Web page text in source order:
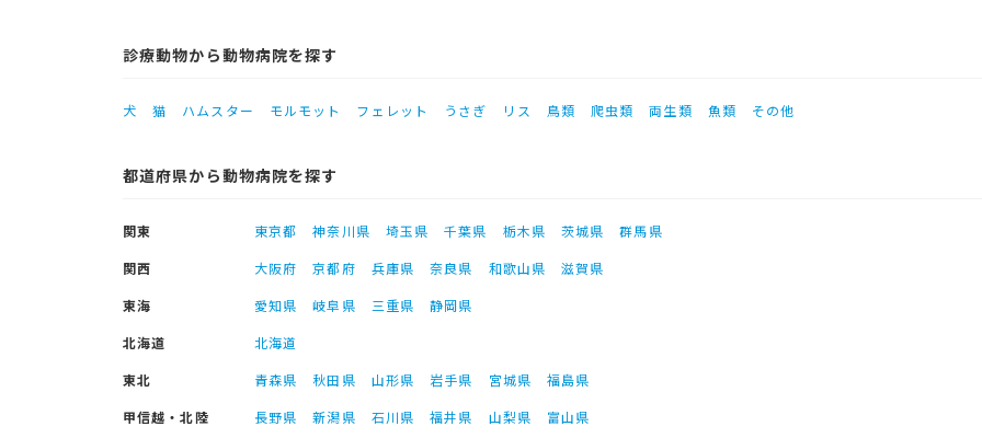
診療動物から動物病院を探す
犬 猫 ハムスター モルモット フェレット うさぎ リス 鳥類 爬虫類 両生類 魚類 その他
都道府県から動物病院を探す
関東 東京都 神奈川県 埼玉県 千葉県 栃木県 茨城県
群馬県
関西
大阪府 京都府 兵庫県 奈良県 和歌山県
滋賀県
東海
愛知県 岐阜県 三重県
静岡県
北海道
北海道
東北
青森県 秋田県 山形県 岩手県 宮城県
福島県
甲信越・北陸
長野県 新潟県 石川県 福井県 山梨県
富山県